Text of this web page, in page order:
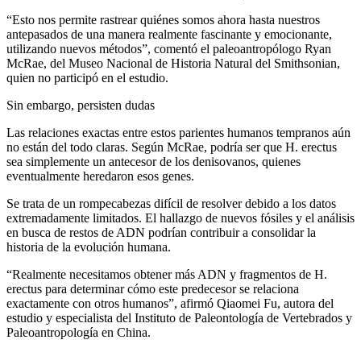
“Esto nos permite rastrear quiénes somos ahora hasta nuestros
antepasados de una manera realmente fascinante y emocionante,
utilizando nuevos métodos”, comentó el paleoantropólogo Ryan
McRae, del Museo Nacional de Historia Natural del Smithsonian,
quien no participó en el estudio.
Sin embargo, persisten dudas
Las relaciones exactas entre estos parientes humanos tempranos aún
no están del todo claras. Según McRae, podría ser que H. erectus
sea simplemente un antecesor de los denisovanos, quienes
eventualmente heredaron esos genes.
Se trata de un rompecabezas difícil de resolver debido a los datos
extremadamente limitados. El hallazgo de nuevos fósiles y el análisis
en busca de restos de ADN podrían contribuir a consolidar la
historia de la evolución humana.
“Realmente necesitamos obtener más ADN y fragmentos de H.
erectus para determinar cómo este predecesor se relaciona
exactamente con otros humanos”, afirmó Qiaomei Fu, autora del
estudio y especialista del Instituto de Paleontología de Vertebrados y
Paleoantropología en China.